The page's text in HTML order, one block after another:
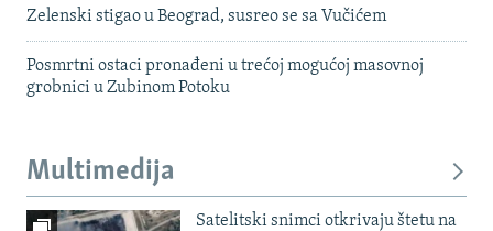
Zelenski stigao u Beograd, susreo se sa Vučićem
Posmrtni ostaci pronađeni u trećoj mogućoj masovnoj
grobnici u Zubinom Potoku
Multimedija
Satelitski snimci otkrivaju štetu na